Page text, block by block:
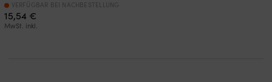
15,54 €
MwSt. inkl.
VERFÜGBAR BEI NACHBESTELLUNG